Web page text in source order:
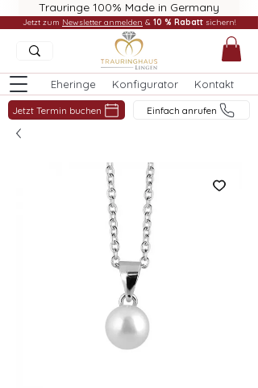
Trauringe 100% Made in Germany
Eheringe Konfigurator Kontakt
Jetzt Termin buchen Einfach anrufen
Jetzt zum Newsletter anmelden & 10 % Rabatt sichern!